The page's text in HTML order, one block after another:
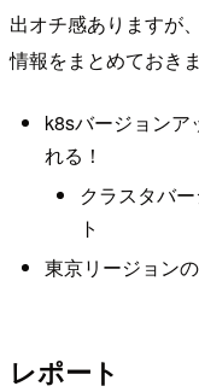
出オチ感ありますが
情報をまとめておき
k8sバージョンア
れる！
クラスタバ
ト
東京リージョン
レポート